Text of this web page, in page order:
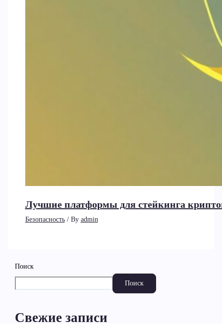
Лучшие платформы для стейкинга
Безопасность/ By admin
Поиск
Поиск
Свежие записи